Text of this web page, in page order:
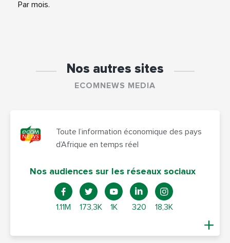
Par mois.
Nos autres sites
ECOMNEWS MEDIA
Toute l’information économique des pays
d’Afrique en temps réel
Nos audiences sur les réseaux sociaux
1.11M 173,3K 1K 320 18,3K